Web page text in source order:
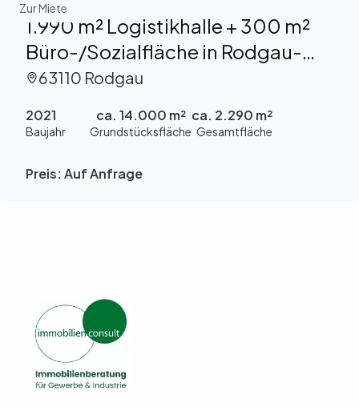
Zur Miete
1.990 m² Logistikhalle + 300 m²
Büro-/Sozialfläche in Rodgau-
Weiskirchen zu vermieten
63110 Rodgau
2021
Baujahr
ca. 14.000 m²
Grundstücksfläche
ca. 2.290 m²
Gesamtfläche
Preis: Auf Anfrage